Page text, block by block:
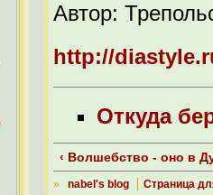
Автор:
http://
Откуда
‹ Волшебство - оно в
» nabel's blog Страница